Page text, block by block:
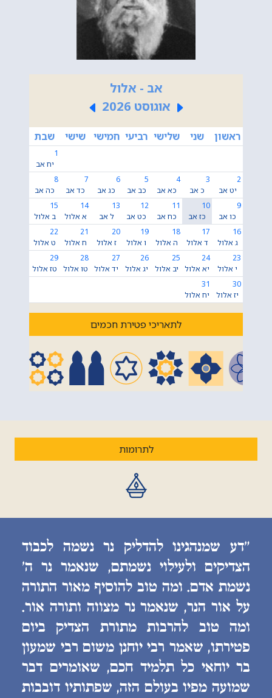
אב - אלול
אוגוסט 2026
ראשון שני שלישי רביעי חמישי שישי שבת
1
יח אב
2
יט אב
3
כ אב
4
כא אב
5
כב אב
6
כג אב
7
כד אב
8
כה אב
9
כו אב
10
כז אב
11
כח אב
12
כט אב
13
ל אב
14
א אלול
15
ב אלול
16
ג אלול
17
ד אלול
18
ה אלול
19
ו אלול
20
ז אלול
21
ח אלול
22
ט אלול
23
י אלול
24
יא אלול
25
יב אלול
26
יג אלול
27
יד אלול
28
טו אלול
29
טז אלול
30
יז אלול
31
יח אלול
לתאריכי פטירת חכמים
לתרומות
״דע שמנהגינו להדליק נר נשמה לכבוד
הצדיקים ולעילוי נשמתם, שנאמר נר ה׳
נשמת אדם. ומה טוב להוסיף מאור התורה
על אור הנר, שנאמר נר מצווה ותורה אור.
ומה טוב להרבות מתורת הצדיק ביום
פטירתו, שאמר רבי יוחנן משום רבי שמעון
בר יוחאי כל תלמיד חכם, שאומרים דבר
שמועה מפיו בעולם הזה, שפתותיו דובבות